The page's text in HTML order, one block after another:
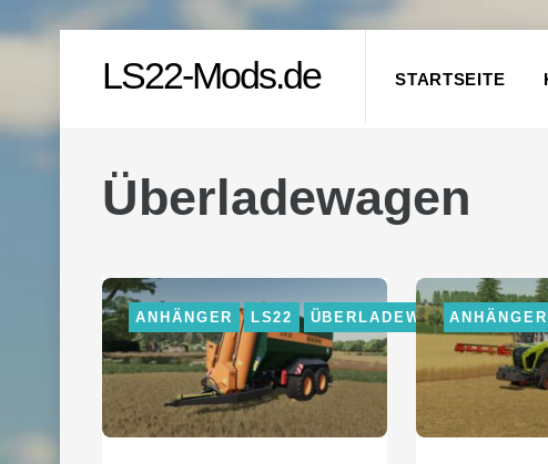
LS22-Mods.de STARTSEITE
Überladewagen
ANHÄNGER LS22 ÜBERLADEWAGENANHÄNGER